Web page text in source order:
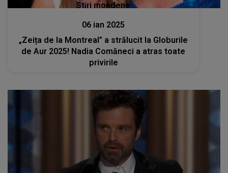
Stiri mondene
06 ian 2025
„Zeița de la Montreal” a strălucit la Globurile
de Aur 2025! Nadia Comăneci a atras toate
privirile